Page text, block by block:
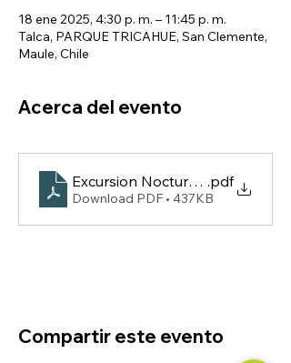
18 ene 2025, 4:30 p. m. – 11:45 p. m.
Talca, PARQUE TRICAHUE, San Clemente,
Maule, Chile
Acerca del evento
Excursion Nocturna Meseta 2025
.pdf
Download PDF • 437KB
Compartir este evento